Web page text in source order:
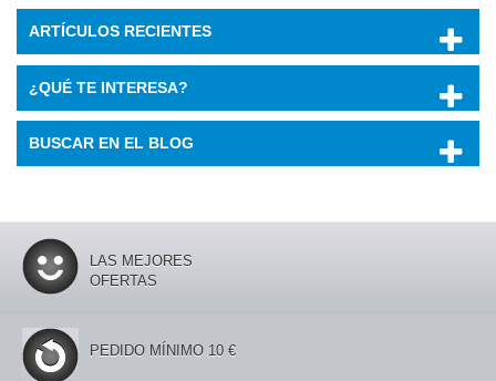
ARTÍCULOS RECIENTES
¿QUÉ TE INTERESA?
BUSCAR EN EL BLOG
LAS MEJORES
OFERTAS
PEDIDO MÍNIMO 10 €